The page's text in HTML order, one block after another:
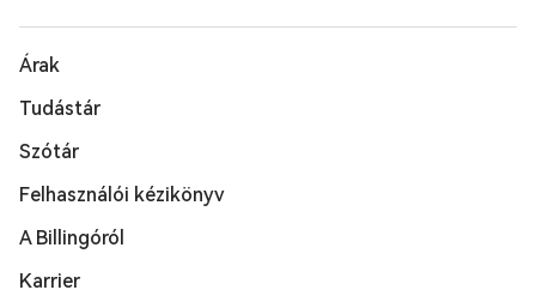
Árak
Tudástár
Szótár
Felhasználói kézikönyv
A Billingóról
Karrier